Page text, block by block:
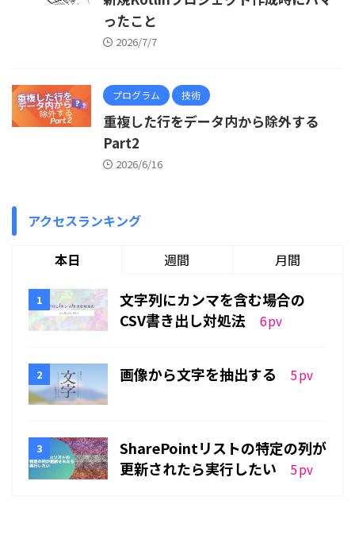
ったこと
2026/7/7
プログラム 技術
重複した行をデータ内から除外する
Part2
2026/6/16
アクセスランキング
本日 週間 月間
文字列にカンマを含む場合の
CSV書き出し対処法
6pv
画像から文字を抽出する 5pv
SharePointリストの特定の列が
更新されたら実行したい
5pv